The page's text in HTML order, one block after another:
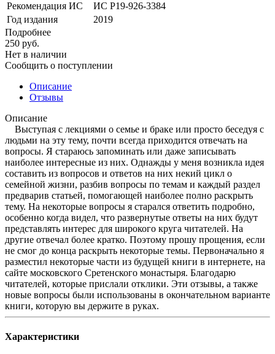
Рекомендация ИС
ИС Р19-926-3384
Год издания
2019
Подробнее
250 руб.
Нет в наличии
Сообщить о поступлении
Описание
Отзывы
Описание
Выступая с лекциями о семье и браке или просто беседуя с
людьми на эту тему, почти всегда приходится отвечать на
вопросы. Я стараюсь запоминать или даже записывать
наиболее интересные из них. Однажды у меня возникла идея
составить из вопросов и ответов на них некий цикл о
семейной жизни, разбив вопросы по темам и каждый раздел
предварив статьей, помогающей наиболее полно раскрыть
тему. На некоторые вопросы я старался ответить подробно,
особенно когда видел, что развернутые ответы на них будут
представлять интерес для широкого круга читателей. На
другие отвечал более кратко. Поэтому прошу прощения, если
не смог до конца раскрыть некоторые темы. Первоначально я
разместил некоторые части из будущей книги в интернете, на
сайте московского Сретенского монастыря. Благодарю
читателей, которые прислали отклики. Эти отзывы, а также
новые вопросы были использованы в окончательном варианте
книги, которую вы держите в руках.
Характеристики